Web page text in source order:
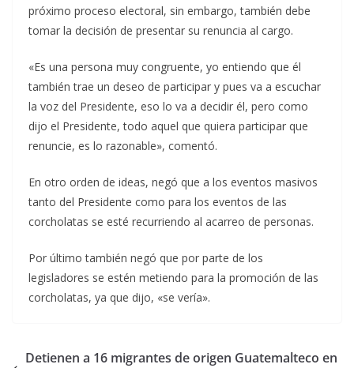
próximo proceso electoral, sin embargo, también debe
tomar la decisión de presentar su renuncia al cargo.
«Es una persona muy congruente, yo entiendo que él
también trae un deseo de participar y pues va a escuchar
la voz del Presidente, eso lo va a decidir él, pero como
dijo el Presidente, todo aquel que quiera participar que
renuncie, es lo razonable», comentó.
En otro orden de ideas, negó que a los eventos masivos
tanto del Presidente como para los eventos de las
corcholatas se esté recurriendo al acarreo de personas.
Por último también negó que por parte de los
legisladores se estén metiendo para la promoción de las
corcholatas, ya que dijo, «se vería».
Detienen a 16 migrantes de origen Guatemalteco en